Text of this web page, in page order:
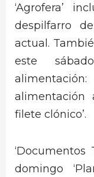
‘Agrofera’
despilfarro
actual.
este
alimentación
filete clónico’.
‘Documentos
domingo